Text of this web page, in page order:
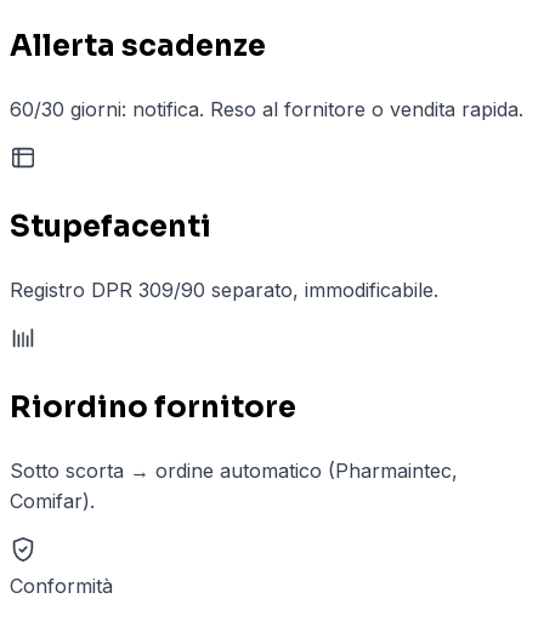
Allerta scadenze
60/30 giorni: notifica. Reso al fornitore o vendita rapida.
Stupefacenti
Registro DPR 309/90 separato, immodificabile.
Riordino fornitore
Sotto scorta → ordine automatico (Pharmaintec,
Comifar).
Conformità